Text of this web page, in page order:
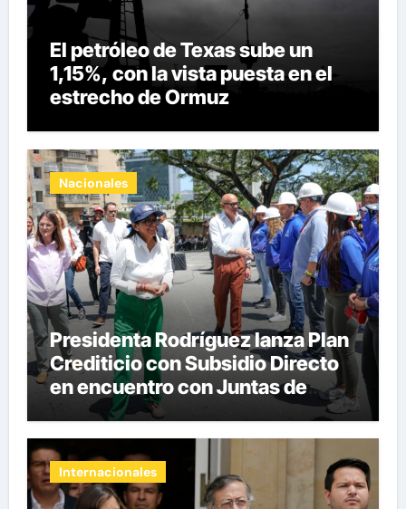
El petróleo de Texas sube un
1,15%, con la vista puesta en el
estrecho de Ormuz
Nacionales
Presidenta Rodríguez lanza Plan
Crediticio con Subsidio Directo
en encuentro con Juntas de
Condominio
Internacionales